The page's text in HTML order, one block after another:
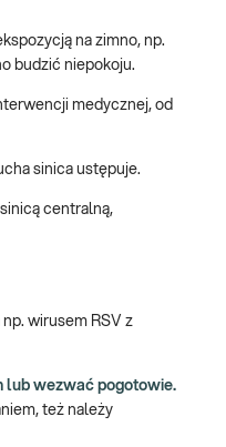
na zimno, np.
budzić niepokoju.
medycznej, od
sinica ustępuje.
centralną,
wirusem RSV z
lub wezwać pogotowie.
też należy